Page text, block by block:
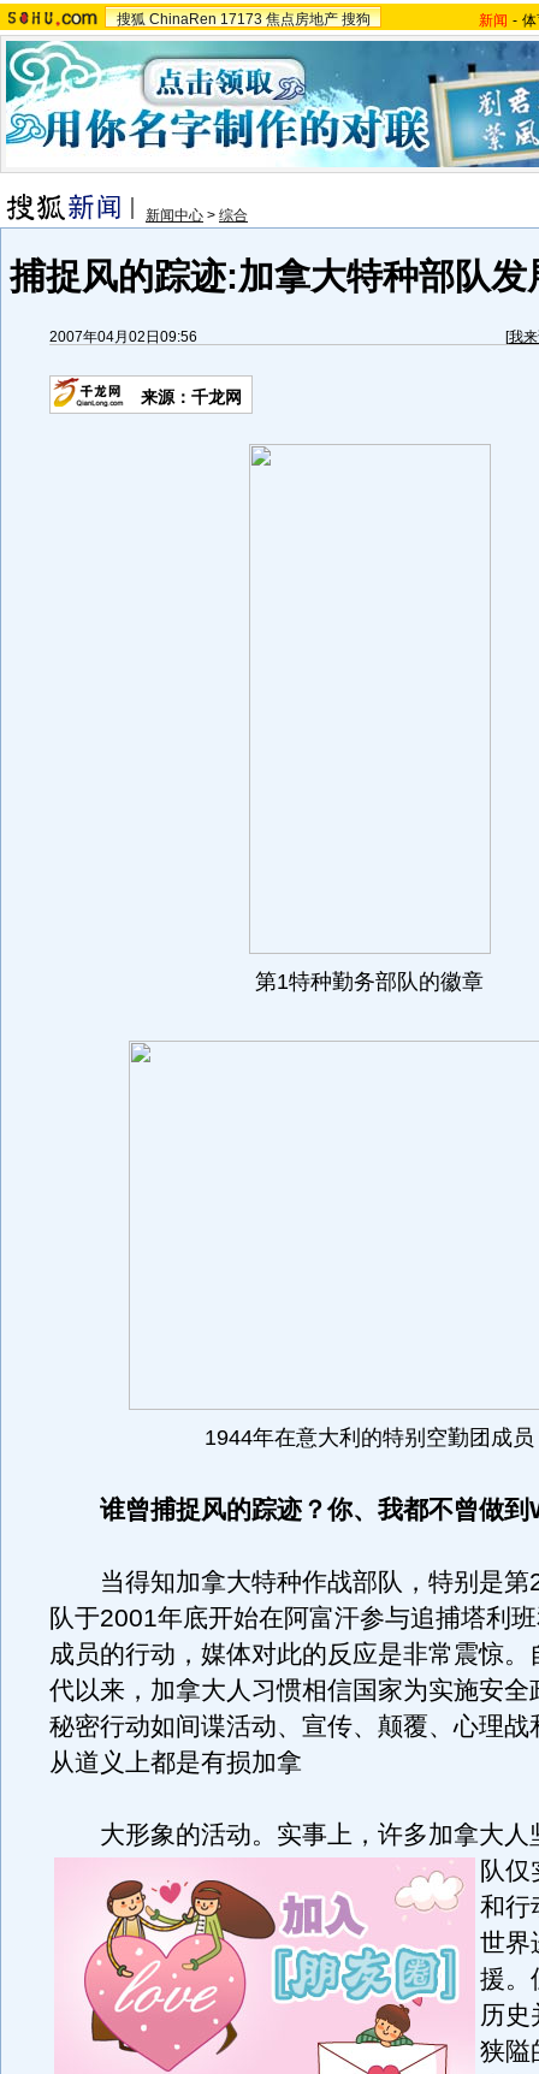
搜狐 ChinaRen 17173 焦点房地产 搜狗 新闻 -
新闻中心 > 综合
捕捉风的踪迹:加拿大特种部队发
2007年04月02日09:56 [我
来源：千龙网
第1特种勤务部队的徽章
1944年在意大利的特别空勤团成员
谁曾捕捉风的踪迹？你、我都不曾做到
当得知加拿大特种作战部队，特别是第
队于2001年底开始在阿富汗参与追捕塔利班
成员的行动，媒体对此的反应是非常震惊
代以来，加拿大人习惯相信国家为实施安全
秘密行动如间谍活动、宣传、颠覆、心理战
从道义上都是有损加拿
大形象的活动。 实事上，许多加拿大人
队
和行
世界
援。
历史
狭隘